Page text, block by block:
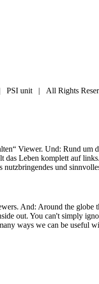
PSI unit | All Rights
Viewer. Und: Rund
das Leben komplett auf
und
And: Around the
out. You can't simply
ways we can be useful